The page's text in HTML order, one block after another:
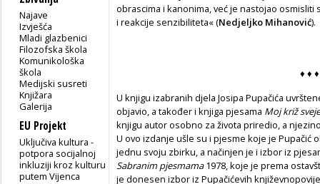
Najave
Izvješća
Mladi glazbenici
Filozofska škola
Komunikološka
škola
Medijski susreti
Knjižara
Galerija
EU Projekt
Uključiva kultura -
potpora socijalnoj
inkluziji kroz kulturu
putem Vijenca
obrascima i kanonima, već je nasto­jao
i re­akcije senzibiliteta« (Nedjeljko Mihanović).
♦ ♦ ♦
U knjigu izabranih djela Josipa Pupačića
objavio, a također i knjiga pje­sama Moj križ
knjigu autor osobno za života priredio, a
U ovo izdanje ušle su i pjesme koje je Pupačić
jednu svoju zbirku, a načinjen je i izbor iz
Sabranim pjesmama1978, koje je prema
je donesen izbor iz Pupačićevih